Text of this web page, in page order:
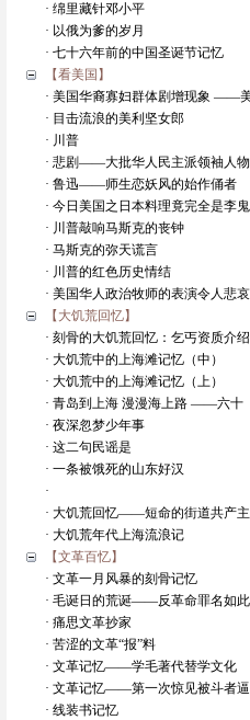
· 绵里藏针邓小平
· 以俄为爹的岁月
· 七十六年前的中国圣诞节记忆
【看美国】
· 美国华裔寡妇群体剧增现象 ——
· 目击流浪的美利坚女郎
· 川普
· 悲剧——大批华人民主派领袖人
· 鲁迅——师生恋妖风的始作俑者
· 今日美国之日本料理竟完全是李鬼
· 川普敲响马斯克的丧钟
· 马斯克的弥天谎言
· 川普的红色历史情结
· 美国华人政治牧师的表演令人悲哀
【大饥荒回忆】
· 刻骨的大饥荒回忆：乞丐资质介绍
· 大饥荒中的上海滩记忆（中）
· 大饥荒中的上海滩记忆（上）
· 青岛到上海 漫漫海上路 ——六十
· 夜深忽梦少年事
· 这二句民谣是
· 一条被饿死的山东好汉
·
· 大饥荒回忆——短命的街道共产主
· 大饥荒年代上海流浪记
【文革百忆】
· 文革一月风暴的刻骨记忆
· 毛诞日的荒诞——反革命罪名如
· 痛思文革抄家
· 苦涩的文革“报”料
· 文革记忆——学毛著代替学文化
· 文革记忆——第一次惊见被斗者
· 线装书记忆